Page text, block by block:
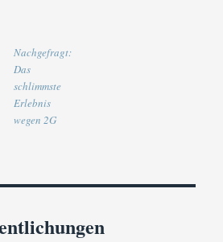
Nachgefragt:
Das
schlimmste
Erlebnis
wegen 2G